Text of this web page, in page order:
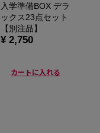
入学準備BOX デラ
ックス23点セット
【別注品】
¥ 2,750
カートに入れる